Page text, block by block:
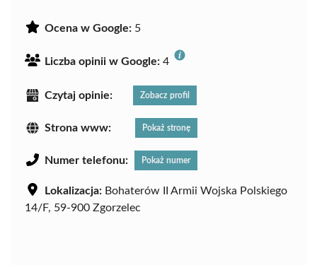
Ocena w Google: 5
Liczba opinii w Google: 4
Czytaj opinie: Zobacz profil
Strona www: Pokaż stronę
Numer telefonu: Pokaż numer
Lokalizacja: Bohaterów II Armii Wojska Polskiego
14/F, 59-900 Zgorzelec